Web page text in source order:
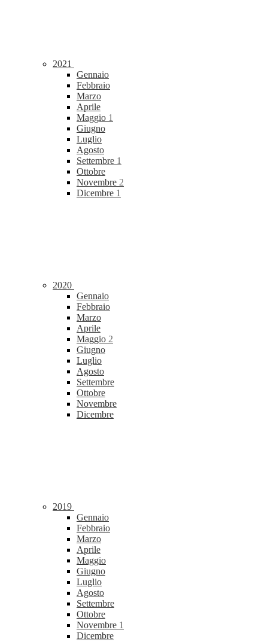
2021
Gennaio
Febbraio
Marzo
Aprile
Maggio 1
Giugno
Luglio
Agosto
Settembre 1
Ottobre
Novembre 2
Dicembre 1
2020
Gennaio
Febbraio
Marzo
Aprile
Maggio 2
Giugno
Luglio
Agosto
Settembre
Ottobre
Novembre
Dicembre
2019
Gennaio
Febbraio
Marzo
Aprile
Maggio
Giugno
Luglio
Agosto
Settembre
Ottobre
Novembre 1
Dicembre